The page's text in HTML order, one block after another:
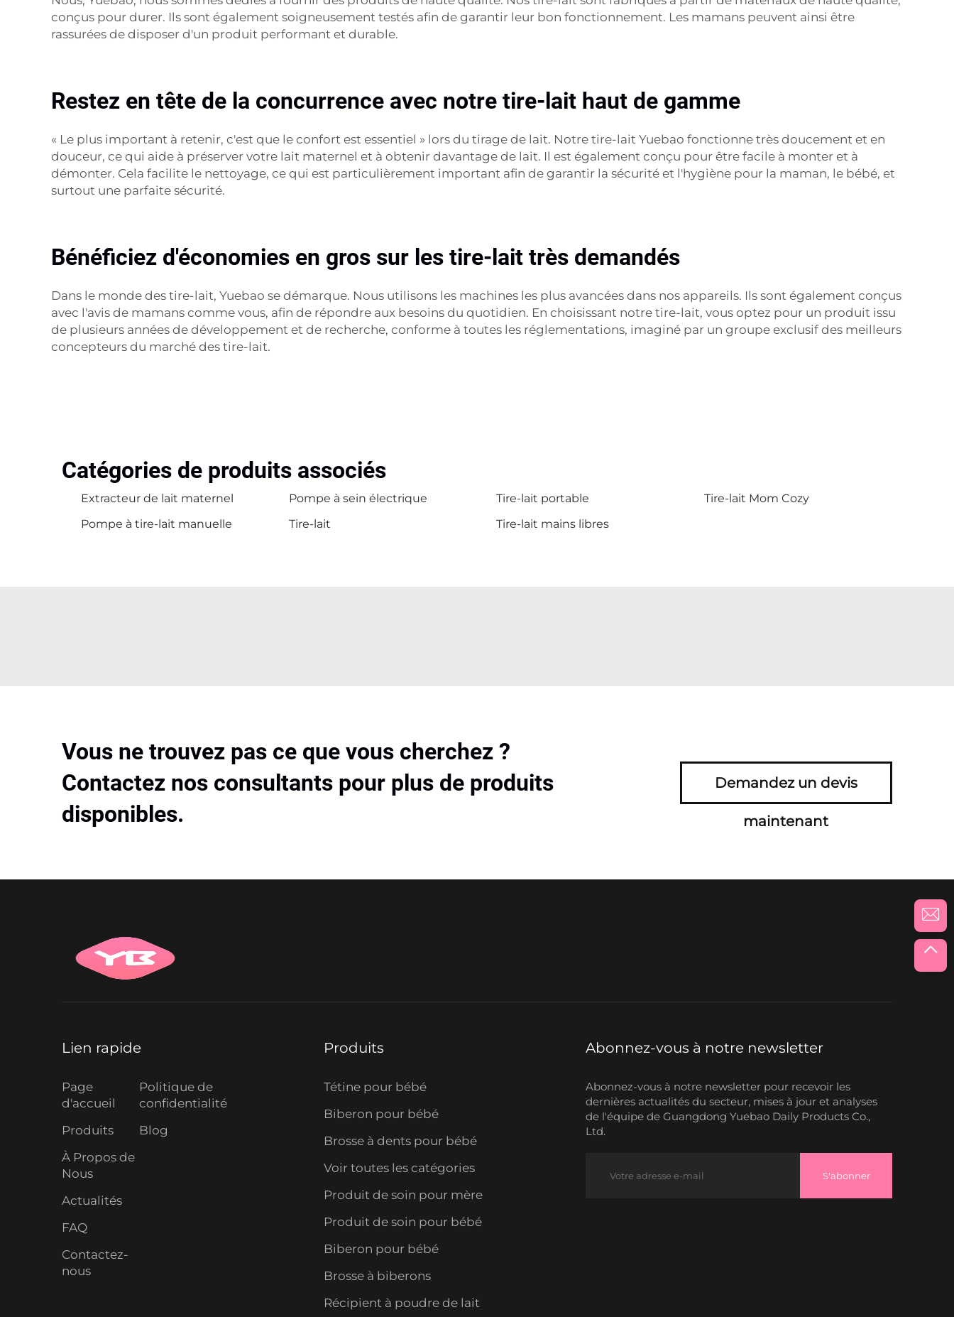
conçus pour durer. Ils sont également soigneusement testés afin de garantir leur bon fonctionnement. Les mamans peuvent ainsi être
rassurées de disposer d'un produit performant et durable.
Restez en tête de la concurrence avec notre tire-lait haut de gamme
« Le plus important à retenir, c'est que le confort est essentiel » lors du tirage de lait. Notre tire-lait Yuebao fonctionne très doucement et en
douceur, ce qui aide à préserver votre lait maternel et à obtenir davantage de lait. Il est également conçu pour être facile à monter et à
démonter. Cela facilite le nettoyage, ce qui est particulièrement important afin de garantir la sécurité et l'hygiène pour la maman, le bébé, et
surtout une parfaite sécurité.
Bénéficiez d'économies en gros sur les tire-lait très demandés
Dans le monde des tire-lait, Yuebao se démarque. Nous utilisons les machines les plus avancées dans nos appareils. Ils sont également conçus
avec l'avis de mamans comme vous, afin de répondre aux besoins du quotidien. En choisissant notre tire-lait, vous optez pour un produit issu
de plusieurs années de développement et de recherche, conforme à toutes les réglementations, imaginé par un groupe exclusif des meilleurs
concepteurs du marché des tire-lait.
Catégories de produits associés
Extracteur de lait maternel Pompe à sein électrique Tire-lait portable
Tire-lait Mom Cozy
Pompe à tire-lait manuelle
Tire-lait Tire-lait mains libres
Vous ne trouvez pas ce que vous cherchez ?
Contactez nos consultants pour plus de produits
disponibles.
Demandez un devis
maintenant
Lien rapide
Page
d'accueil
Produits
À Propos de
Nous
Actualités
FAQ
Contactez-
nous
Politique de
confidentialité
Blog
Produits
Tétine pour bébé
Biberon pour bébé
Brosse à dents pour bébé
Voir toutes les catégories
Produit de soin pour mère
Produit de soin pour bébé
Biberon pour bébé
Brosse à biberons
Récipient à poudre de lait
Abonnez-vous à notre newsletter
Abonnez-vous à notre newsletter pour recevoir les
dernières actualités du secteur, mises à jour et analyses
de l'équipe de Guangdong Yuebao Daily Products Co.,
Ltd.
S'abonner